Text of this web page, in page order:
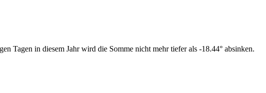
Tagen in diesem Jahr wird die Somme nicht mehr tiefer als -18.44° absinken.